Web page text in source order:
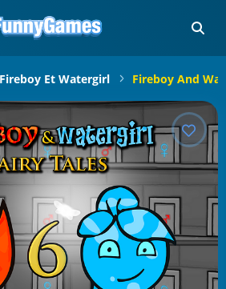
Fireboy Et Watergirl Fireboy And